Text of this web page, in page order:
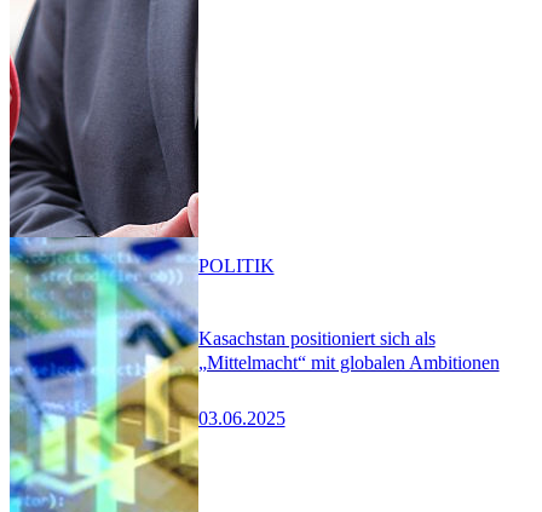
Kasachstan positioniert sich als
„Mittelmacht“ mit globalen Ambitionen
03.06.2025
POLITIK